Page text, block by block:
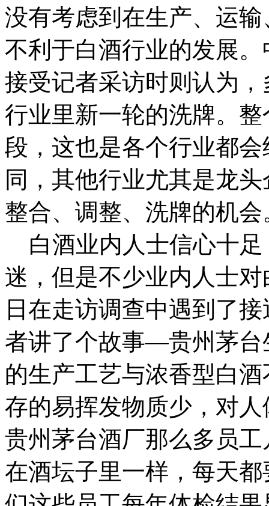
没有考虑到在生产、运
不利于白酒行业的发展
接受记者采访时则认为
行业里新一轮的洗牌。
段，这也是各个行业都
同，其他行业尤其是龙
整合、调整、洗牌的机会
白酒业内人士信心十足
迷，但是不少业内人士
日在走访调查中遇到了
者讲了个故事—贵州茅台
的生产工艺与浓香型白酒
存的易挥发物质少，对
贵州茅台酒厂那么多员
在酒坛子里一样，每天